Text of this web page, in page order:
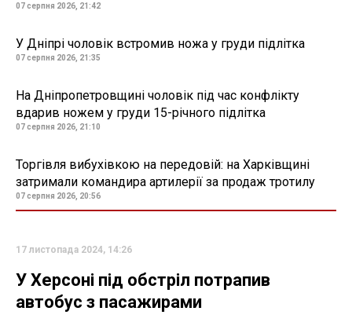
07 серпня 2026, 21:42
У Дніпрі чоловік встромив ножа у груди підлітка
07 серпня 2026, 21:35
На Дніпропетровщині чоловік під час конфлікту
вдарив ножем у груди 15-річного підлітка
07 серпня 2026, 21:10
Торгівля вибухівкою на передовій: на Харківщині
затримали командира артилерії за продаж тротилу
07 серпня 2026, 20:56
17 листопада 2024, 14:26
У Херсоні під обстріл потрапив
автобус з пасажирами